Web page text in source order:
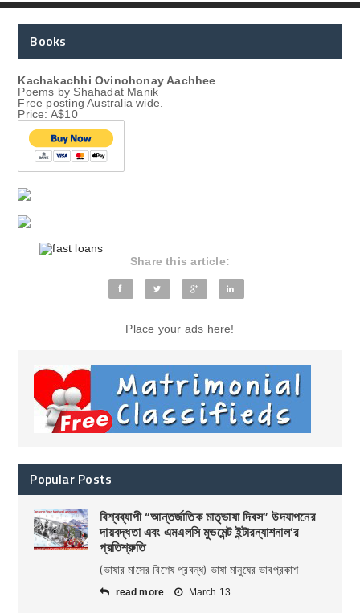
Books
Kachakachhi Ovinohonay Aachhee
Poems by Shahadat Manik
Free posting Australia wide.
Price: A$10
Share this article:
Place your ads here!
Popular Posts
বিশ্বব্যাপী “আন্তর্জাতিক মাতৃভাষা দিবস” উদযাপনের
দায়বদ্ধতা এবং এমএলসি মুভমেন্ট ইন্টারন্যাশনাল’র
প্রতিশ্রুতি
(ভাষার মাসের বিশেষ প্রবন্ধ) ভাষা মানুষের ভাবপ্রকাশ
read more March 13